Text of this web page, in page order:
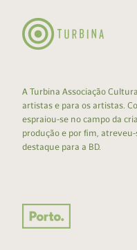
A Turbina Associação
artistas e para os artistas.
espraiou-se no campo da
produção e por fim,
destaque para a BD.